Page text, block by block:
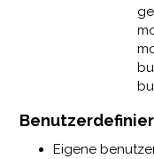
Eigene